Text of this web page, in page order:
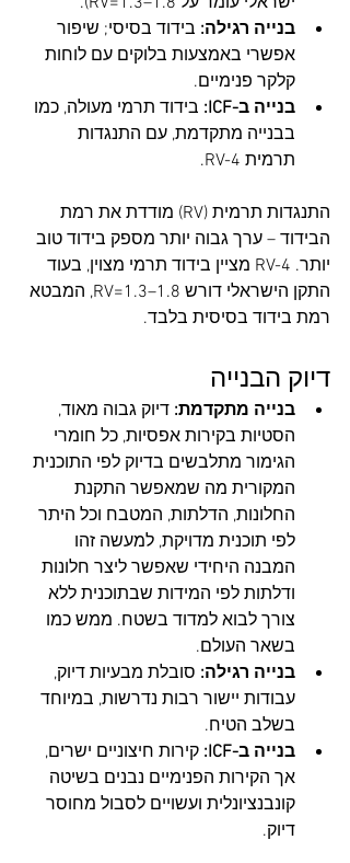
בנייה רגילה: בידוד בסיסי; שיפור
אפשרי באמצעות בלוקים עם לוחות
קלקר פנימיים.
בנייה ב-ICF:
בידוד תרמי מעולה, כמו
בבנייה מתקדמת, עם התנגדות
תרמית RV-4.
התנגדות תרמית (RV) מודדת את רמת
הבידוד – ערך גבוה יותר מספק בידוד טוב
יותר. RV-4 מציין בידוד תרמי מצוין, בעוד
התקן הישראלי דורש RV=1.3–1.8, המבטא
רמת בידוד בסיסית בלבד.
דיוק הבנייה
בנייה מתקדמת: דיוק גבוה מאוד,
הסטיות בקירות אפסיות, כל חומרי
הגימור מתלבשים בדיוק לפי התוכנית
המקורית מה שמאפשר התקנת
החלונות, הדלתות, המטבח וכל היתר
לפי תוכנית מדויקת, למעשה זהו
המבנה היחידי שאפשר ליצר חלונות
ודלתות לפי המידות שבתוכנית ללא
צורך לבוא למדוד בשטח. ממש כמו
בשאר העולם.
בנייה רגילה: סובלת מבעיות דיוק,
עבודות יישור רבות נדרשות, במיוחד
בשלב הטיח.
בנייה ב-ICF:
קירות חיצוניים ישרים,
אך הקירות הפנימיים נבנים בשיטה
קונבנציונלית ועשויים לסבול מחוסר
דיוק.